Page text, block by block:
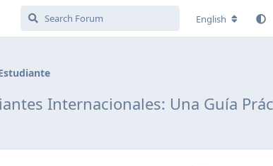
English
Internacionales: Una Guía